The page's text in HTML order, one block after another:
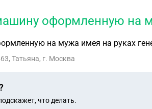
оформленную на
на мужа имея на руках
Татьяна, г. Москва
что делать.